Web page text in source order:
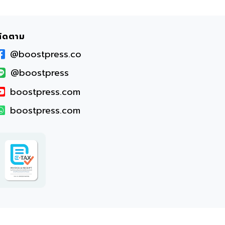
ตาม
@boostpress.co
@boostpress
boostpress.com
boostpress.com